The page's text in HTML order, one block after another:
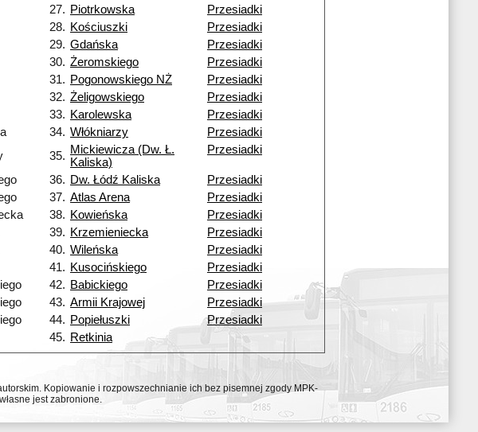
27. Piotrkowska
Przesiadki
28. Kościuszki
Przesiadki
29. Gdańska
Przesiadki
30. Żeromskiego
Przesiadki
31. Pogonowskiego NŻ
Przesiadki
32. Żeligowskiego
Przesiadki
33. Karolewska
Przesiadki
34. Włókniarzy
Przesiadki
35. Mickiewicza (Dw. Ł.
Kaliska)
Przesiadki
36. Dw. Łódź Kaliska
Przesiadki
37. Atlas Arena
Przesiadki
38. Kowieńska
Przesiadki
39. Krzemieniecka
Przesiadki
40. Wileńska
Przesiadki
41. Kusocińskiego
Przesiadki
42. Babickiego
Przesiadki
43. Armii Krajowej
Przesiadki
44. Popiełuszki
Przesiadki
45. Retkinia
Kopiowanie i rozpowszechnianie ich bez pisemnej zgody MPK-
jest zabronione.